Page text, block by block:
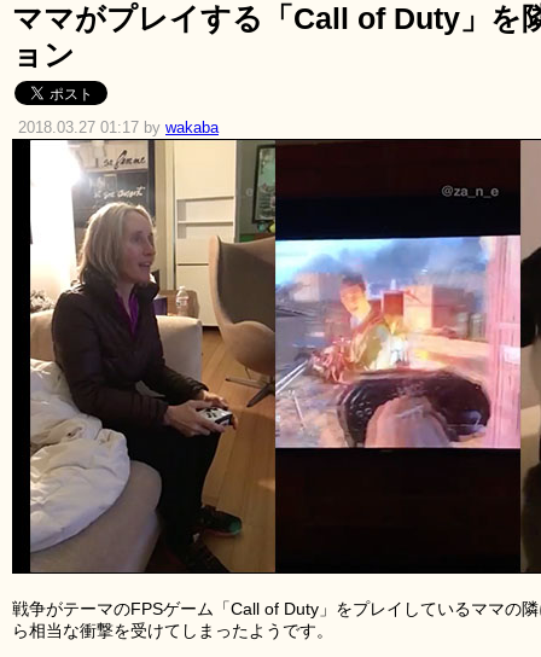
ママがプレイする「Call of Duty」を
ョン
2018.03.27 01:17 by wakaba
戦争がテーマのFPSゲーム「Call of Duty」をプレイしているママの
ら相当な衝撃を受けてしまったようです。